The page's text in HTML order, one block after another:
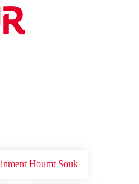
OFERTE DE NERATAT
Houmt Souk